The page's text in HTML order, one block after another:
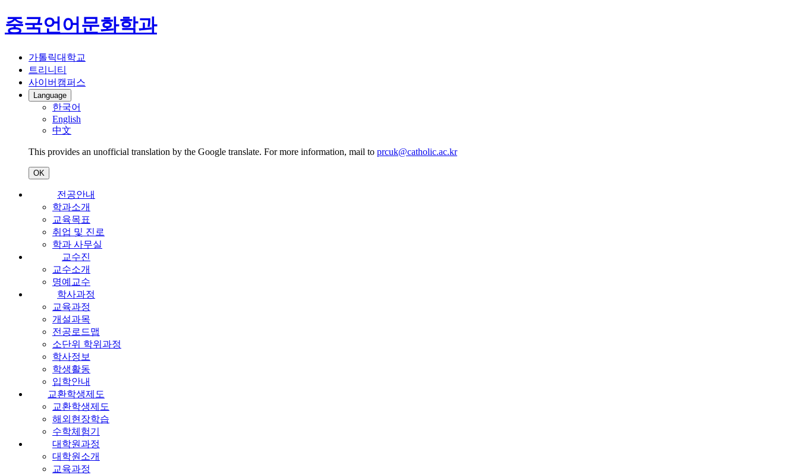
중국언어문화학과
가톨릭대학교
트리니티
사이버캠퍼스
Language
한국어
English
中文
This provides an unofficial translation by the Google translate. For more information, mail to prcuk@catholic.ac.kr
OK
전공안내
학과소개
교육목표
취업 및 진로
학과 사무실
교수진
교수소개
명예교수
학사과정
교육과정
개설과목
전공로드맵
소단위 학위과정
학사정보
학생활동
입학안내
교환학생제도
교환학생제도
해외현장학습
수학체험기
대학원과정
대학원소개
교육과정